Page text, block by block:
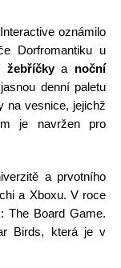
oznámilo
Dorfromantiku u
žebříčkya noční
denní paletu
na vesnice, jejichž
je navržen pro
a prvotního
a Xboxu. V roce
The Board Game.
Birds, která je v